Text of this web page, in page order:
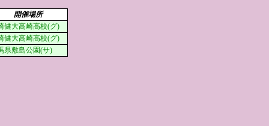
開催場所
健大高崎高校(グ)
健大高崎高校(グ)
県敷島公園(サ)